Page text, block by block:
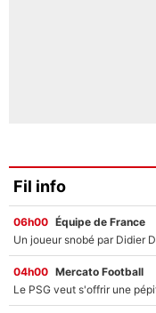
Fil info
06h00 Équipe de France
04h00 Mercato Football